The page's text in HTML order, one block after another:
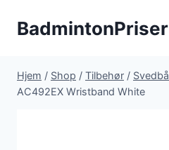
BadmintonPriser
Hjem / Shop / Tilbehør /
AC492EX Wristband White